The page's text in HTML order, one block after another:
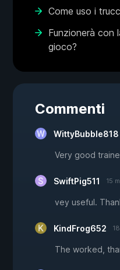
Come uso i
Funzionerà con
gioco?
Commenti
WittyBubble818
Very good
SwiftPig511 15
vey useful.
KindFrog652
The worked,